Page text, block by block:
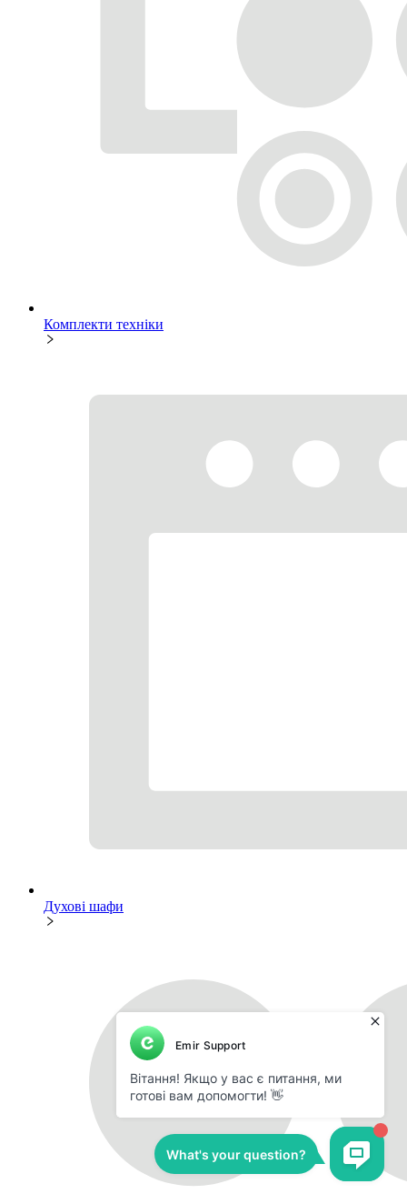
Комплекти техніки
Духові шафи